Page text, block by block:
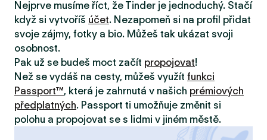
Nejprve musíme říct, že Tinder je jednoduchý. Stačí
když si vytvoříš účet. Nezapomeň si na profil přidat
svoje zájmy, fotky a bio. Můžeš tak ukázat svoji
osobnost.
Pak už se budeš moct začít propojovat!
Než se vydáš na cesty, můžeš využít funkci
Passport™, která je zahrnutá v našich prémiových
předplatných. Passport ti umožňuje změnit si
polohu a propojovat se s lidmi v jiném městě.